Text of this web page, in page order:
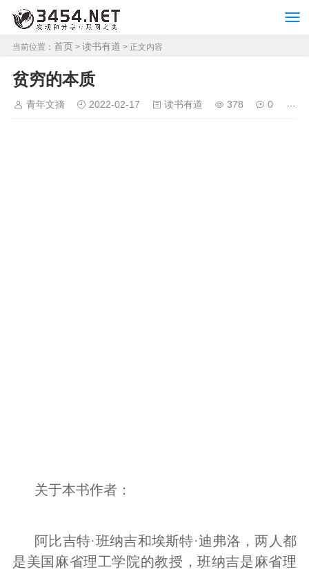
当前位置： 首页 > 读书有道 > 正文内容
贫穷的本质
青年文摘 2022-02-17 读书有道 378 0
关于本书作者：
阿比吉特·班纳吉和埃斯特·迪弗洛，两人都
是美国麻省理工学院的教授，班纳吉是麻省理